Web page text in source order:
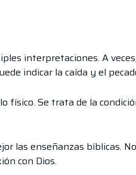
interpretaciones. A
indicar la caída y el
físico. Se trata de la
las enseñanzas bíblicas.
con Dios.